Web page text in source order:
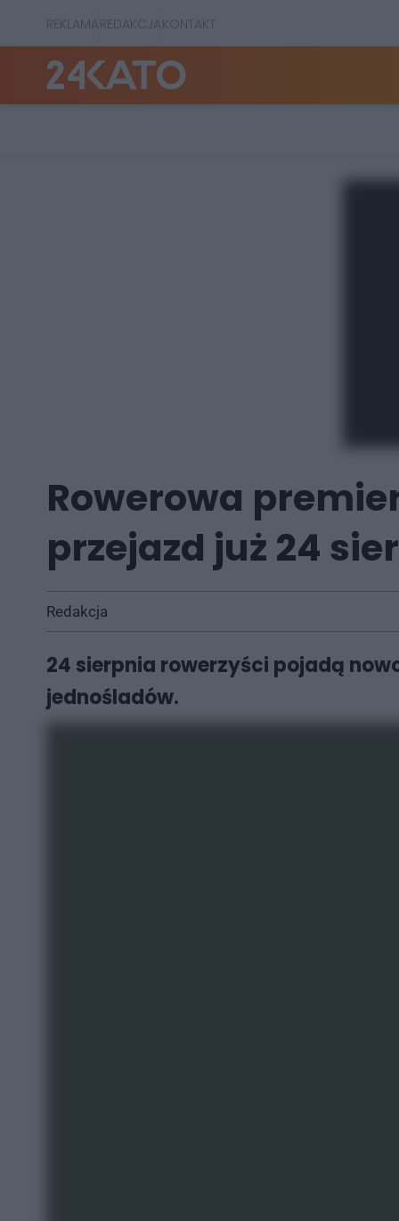
REKLAMAREDAKCJAKONTAKT
Rowerowa
przejazd już 24
Redakcja
24 sierpnia rowerzyści pojadą
jednośladów.